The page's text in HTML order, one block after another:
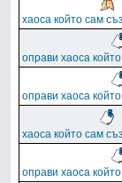
хаоса който сам
оправи хаоса
оправи хаоса
хаоса който сам
оправи хаоса